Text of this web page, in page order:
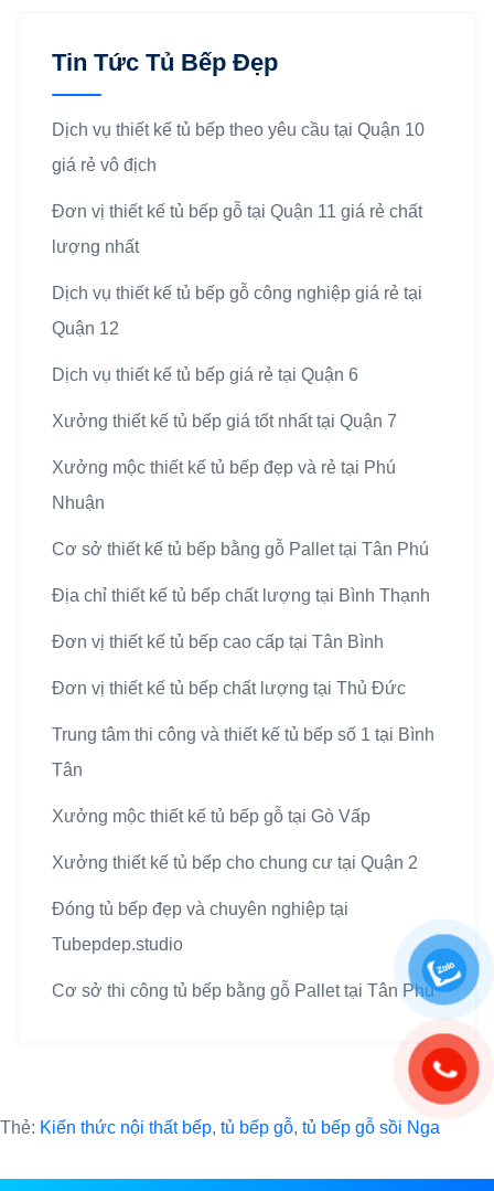
Tin Tức Tủ Bếp Đẹp
Dịch vụ thiết kế tủ bếp theo yêu cầu tại Quận 10
giá rẻ vô địch
Đơn vị thiết kế tủ bếp gỗ tại Quận 11 giá rẻ chất
lượng nhất
Dịch vụ thiết kế tủ bếp gỗ công nghiệp giá rẻ tại
Quận 12
Dịch vụ thiết kế tủ bếp giá rẻ tại Quận 6
Xưởng thiết kế tủ bếp giá tốt nhất tại Quận 7
Xưởng mộc thiết kế tủ bếp đẹp và rẻ tại Phú
Nhuận
Cơ sở thiết kế tủ bếp bằng gỗ Pallet tại Tân Phú
Địa chỉ thiết kế tủ bếp chất lượng tại Bình Thạnh
Đơn vị thiết kế tủ bếp cao cấp tại Tân Bình
Đơn vị thiết kế tủ bếp chất lượng tại Thủ Đức
Trung tâm thi công và thiết kế tủ bếp số 1 tại Bình
Tân
Xưởng mộc thiết kế tủ bếp gỗ tại Gò Vấp
Xưởng thiết kế tủ bếp cho chung cư tại Quận 2
Đóng tủ bếp đẹp và chuyên nghiệp tại
Tubepdep.studio
Cơ sở thi công tủ bếp bằng gỗ Pallet tại Tân Phú
Thẻ: Kiến thức nội thất bếp, tủ bếp gỗ, tủ bếp gỗ sồi Nga